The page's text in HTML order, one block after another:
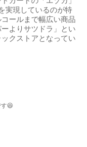
実現しているのが特
ールまで幅広い商品
よりサツドラ」とい
クストアとなってい
😆